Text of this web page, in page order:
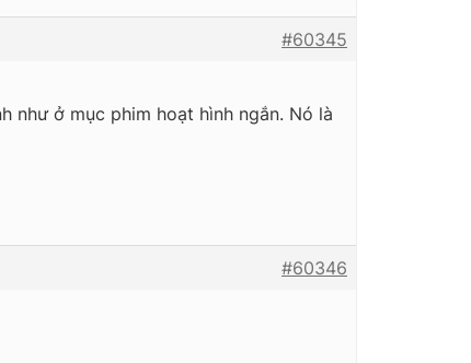
#60345
như ở mục phim hoạt hình ngắn. Nó là
#60346